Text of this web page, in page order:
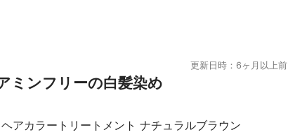
更新日時：6ヶ月以上前
ミンフリーの白髪染め
アカラートリートメント ナチュラルブラウン